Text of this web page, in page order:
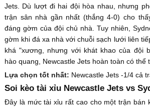
Jets. Dù lượt đi hai đội hòa nhau, nhưng
trận sân nhà gần nhất (thắng 4-0) cho
đáng gờm của đội chủ nhà. Tuy nhiên,
gờm khi đá xa nhà với chuỗi sạch lưới liên
khá "xương, nhưng với khát khao của đội
hào quang, Newcastle Jets hoàn toàn có thể
Lựa chọn tốt nhất: Newcastle Jets -1/4 cả
Soi kèo tài xỉu Newcastle Jets vs
Đây là mức tài xỉu rất cao cho một trận bán